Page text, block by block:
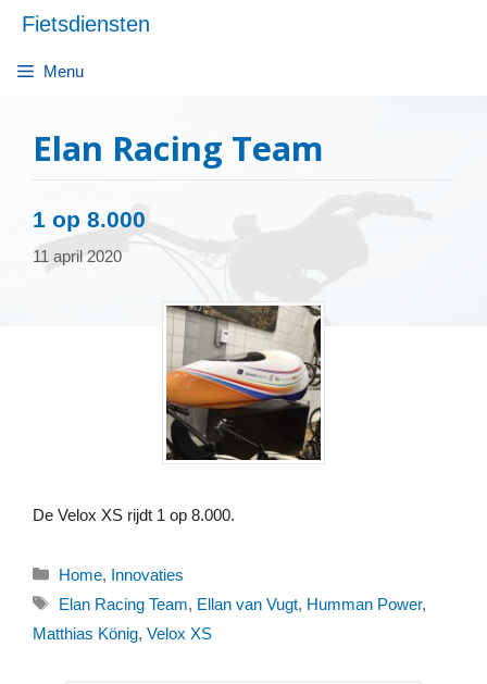
naar
inhoud
Fietsdiensten
Menu
Elan Racing Team
1 op 8.000
11 april 2020
De Velox XS rijdt 1 op 8.000.
Categorieën
Home, Innovaties
Tags
Elan Racing Team, Ellan van Vugt, Humman Power,
Matthias König, Velox XS